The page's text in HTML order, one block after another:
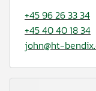
+45 96 26 33 34
+45 40 40 18 34
john@ht-